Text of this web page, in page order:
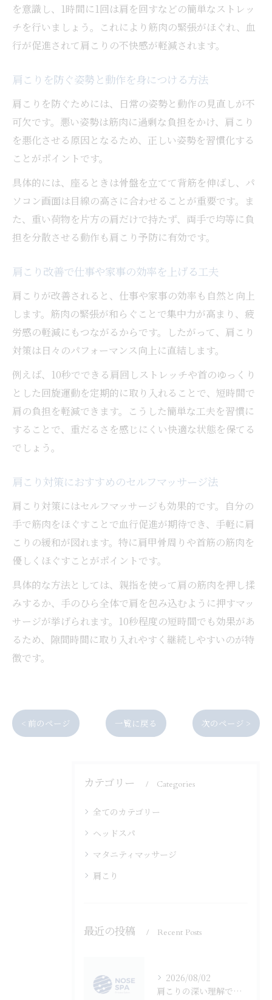
を意識し、1時間に1回は肩を回すなどの簡単なストレッ
チを行いましょう。これにより筋肉の緊張がほぐれ、血
行が促進されて肩こりの不快感が軽減されます。
肩こりを防ぐ姿勢と動作を身につける方法
肩こりを防ぐためには、日常の姿勢と動作の見直しが不
可欠です。悪い姿勢は筋肉に過剰な負担をかけ、肩こり
を悪化させる原因となるため、正しい姿勢を習慣化する
ことがポイントです。
具体的には、座るときは骨盤を立てて背筋を伸ばし、パ
ソコン画面は目線の高さに合わせることが重要です。ま
た、重い荷物を片方の肩だけで持たず、両手で均等に負
担を分散させる動作も肩こり予防に有効です。
肩こり改善で仕事や家事の効率を上げる工夫
肩こりが改善されると、仕事や家事の効率も自然と向上
します。筋肉の緊張が和らぐことで集中力が高まり、疲
労感の軽減にもつながるからです。したがって、肩こり
対策は日々のパフォーマンス向上に直結します。
例えば、10秒でできる肩回しストレッチや首のゆっくり
とした回旋運動を定期的に取り入れることで、短時間で
肩の負担を軽減できます。こうした簡単な工夫を習慣に
することで、重だるさを感じにくい快適な状態を保てる
でしょう。
肩こり対策におすすめのセルフマッサージ法
肩こり対策にはセルフマッサージも効果的です。自分の
手で筋肉をほぐすことで血行促進が期待でき、手軽に肩
こりの緩和が図れます。特に肩甲骨周りや首筋の筋肉を
優しくほぐすことがポイントです。
具体的な方法としては、親指を使って肩の筋肉を押し揉
みするか、手のひら全体で肩を包み込むように押すマッ
サージが挙げられます。10秒程度の短時間でも効果があ
るため、隙間時間に取り入れやすく継続しやすいのが特
徴です。
< 前のページ 一覧に戻る 次のページ >
カテゴリー Categories
全てのカテゴリー
ヘッドスパ
マタニティマッサージ
肩こり
最近の投稿 Recent Posts
2026/08/02
肩こりの深い理解で原因とゴリゴリの正体を見極め安全な対策を選ぶ方法